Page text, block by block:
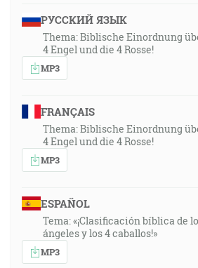
РУССКИЙ ЯЗЫК
Thema: Biblische Einordnung
4 Engel und die 4 Rosse!
MP3
FRANÇAIS
Thema: Biblische Einordnung
4 Engel und die 4 Rosse!
MP3
ESPAÑOL
Tema: «¡Clasificación bíblica de
ángeles y los 4 caballos!»
MP3